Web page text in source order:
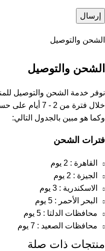
الشحن والتوصيل
الشحن والتوصيل
نوفر خدمة الشحن والتوصيل
خلال فترة من 2
وكما هو مبين بالجدول التالي:
فترات الشحن
القاهرة : 2 يوم
الجيزة : 2 يوم
الاسكندرية : 3 يوم
البحر الأحمر : 5 يوم
محافظات الدلتا : 5 يوم
محافظات الصعيد : 7 يوم
منتجات ذات صلة